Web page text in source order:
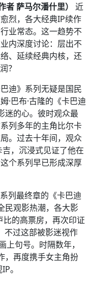
者 萨马尔潘什里）
近
烈，各大经典IP续作
业常态。这一趋势不
内深度讨论：层出不
、延续经典内核，还
？
迪》系列无疑是国民
·巴布·古隆的《卡巴迪
迷的心。彼时观众最
列多年的主角比尔卡
。过去十年间，观众
，沉浸式见证了他在
个系列早已形成深厚
列最终章的《卡巴迪
民观影热潮，各大影
的高票房，再次印证
不过这部被影迷视作
上句号。时隔数年，
，再度携手女主角扮
。